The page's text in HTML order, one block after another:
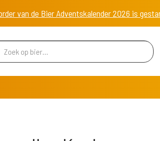
van de Bier Adventskalender 2026 is